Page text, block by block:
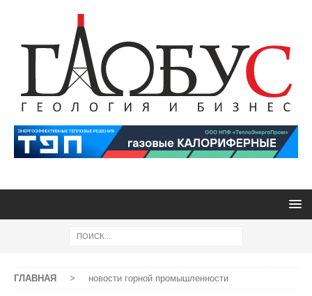
ГЛАВНАЯ > новости горной промышленности